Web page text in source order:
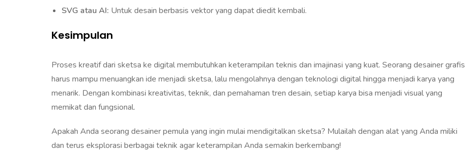
SVG atau AI: Untuk desain berbasis vektor yang dapat diedit kembali.
Kesimpulan
Proses kreatif dari sketsa ke digital membutuhkan keterampilan teknis dan imajinasi yang kuat. Seorang desainer grafis
harus mampu menuangkan ide menjadi sketsa, lalu mengolahnya dengan teknologi digital hingga menjadi karya yang
menarik. Dengan kombinasi kreativitas, teknik, dan pemahaman tren desain, setiap karya bisa menjadi visual yang
memikat dan fungsional.
Apakah Anda seorang desainer pemula yang ingin mulai mendigitalkan sketsa? Mulailah dengan alat yang Anda miliki
dan terus eksplorasi berbagai teknik agar keterampilan Anda semakin berkembang!